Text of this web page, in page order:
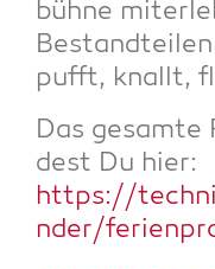
büh­ne
pufft, knallt,
Das
dest Du hier:
https://
nder/